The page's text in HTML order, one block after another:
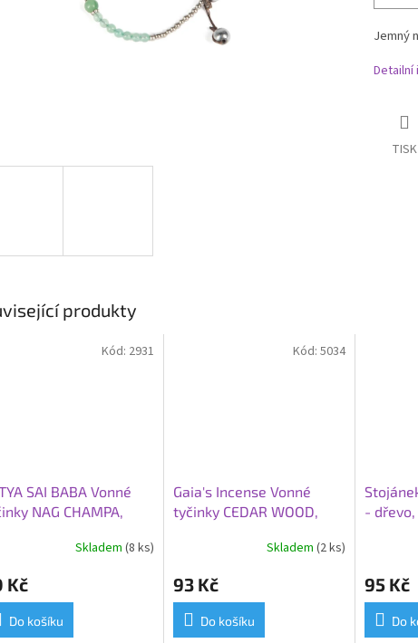
Jemný
Detailní
TISK
produkty
SAI BABA Vonné
NAG CHAMPA,
dřevem, 10
Skladem (8 ks)
Kč
Do košíku
Kód: 2931
Gaia's Incense Vonné
tyčinky CEDAR WOOD,
Skladem (2 ks)
93 Kč
Do košíku
Kód: 5034
- dřevo,
95 Kč
Do